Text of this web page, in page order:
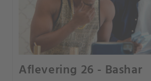
Aflevering 26 - Bashar